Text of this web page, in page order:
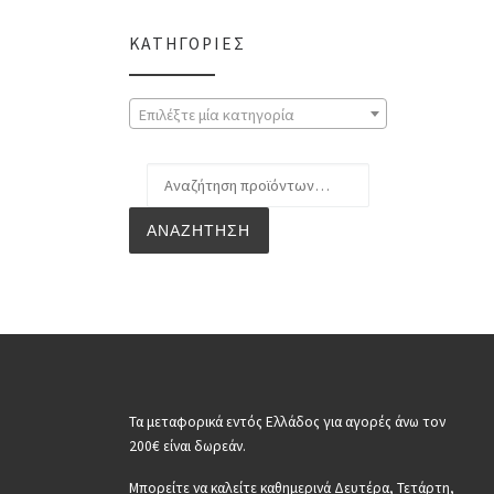
ΚΑΤΗΓΟΡΊΕΣ
Επιλέξτε μία κατηγορία
ΑΝΑΖΉΤΗΣΗ
Τα μεταφορικά εντός Ελλάδος για αγορές άνω τον
200€ είναι δωρεάν.
Μπορείτε να καλείτε καθημερινά Δευτέρα, Τετάρτη,